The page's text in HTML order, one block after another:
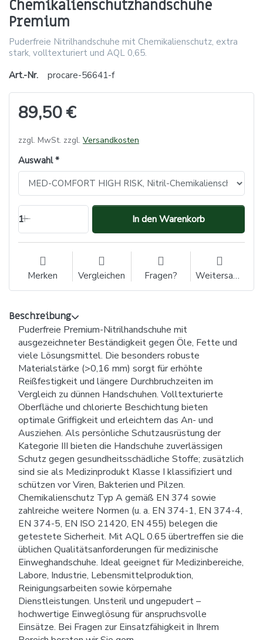
Chemikalienschutzhandschuhe
Premium
Puderfreie Nitrilhandschuhe mit Chemikalienschutz, extra
stark, volltexturiert und AQL 0,65.
Art.-Nr.
procare-56641-f
89,50 €
zzgl. MwSt. zzgl. Versandkosten
Auswahl
1 In den Warenkorb
Merken Vergleichen Fragen? Weitersagen
Beschreibung
Puderfreie Premium-Nitrilhandschuhe mit
ausgezeichneter Beständigkeit gegen Öle, Fette und
viele Lösungsmittel. Die besonders robuste
Materialstärke (>0,16 mm) sorgt für erhöhte
Reißfestigkeit und längere Durchbruchzeiten im
Vergleich zu dünnen Handschuhen. Volltexturierte
Oberfläche und chlorierte Beschichtung bieten
optimale Griffigkeit und erleichtern das An- und
Ausziehen. Als persönliche Schutzausrüstung der
Kategorie III bieten die Handschuhe zuverlässigen
Schutz gegen gesundheitsschädliche Stoffe; zusätzlich
sind sie als Medizinprodukt Klasse I klassifiziert und
schützen vor Viren, Bakterien und Pilzen.
Chemikalienschutz Typ A gemäß EN 374 sowie
zahlreiche weitere Normen (u. a. EN 374-1, EN 374-4,
EN 374-5, EN ISO 21420, EN 455) belegen die
getestete Sicherheit. Mit AQL 0.65 übertreffen sie die
üblichen Qualitätsanforderungen für medizinische
Einweghandschuhe. Ideal geeignet für Medizinbereiche,
Labore, Industrie, Lebensmittelproduktion,
Reinigungsarbeiten sowie körpernahe
Dienstleistungen. Unsteril und ungepudert –
hochwertige Einweglösung für anspruchsvolle
Einsätze. Bei Fragen zur Einsatzfähigkeit in Ihrem